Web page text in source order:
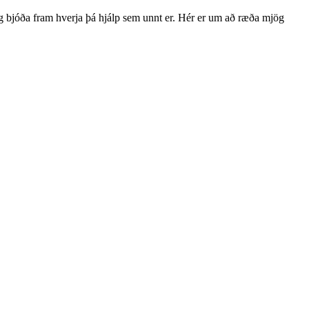
fram hverja þá hjálp sem unnt er. Hér er um að ræða mjög